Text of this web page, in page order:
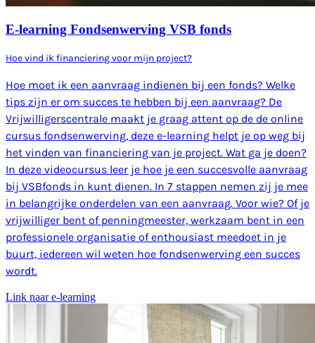
E-learning Fondsenwerving VSB fonds
Hoe vind ik financiering voor mijn project?
Hoe moet ik een aanvraag indienen bij een fonds? Welke
tips zijn er om succes te hebben bij een aanvraag? De
Vrijwilligerscentrale maakt je graag attent op de de online
cursus fondsenwerving, deze e-learning helpt je op weg bij
het vinden van financiering van je project. Wat ga je doen?
In deze videocursus leer je hoe je een succesvolle aanvraag
bij VSBfonds in kunt dienen. In 7 stappen nemen zij je mee
in belangrijke onderdelen van een aanvraag. Voor wie? Of je
vrijwilliger bent of penningmeester, werkzaam bent in een
professionele organisatie of enthousiast meedoet in je
buurt, iedereen wil weten hoe fondsenwerving een succes
wordt.
Link naar e-learning